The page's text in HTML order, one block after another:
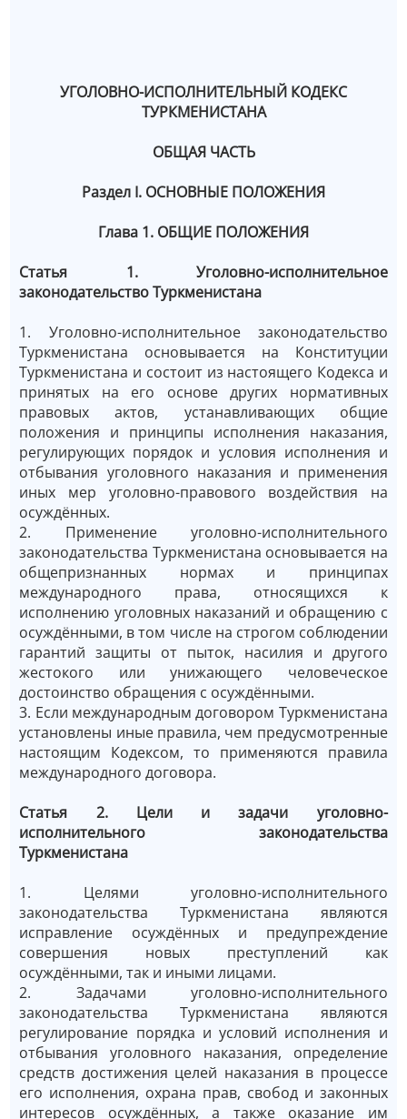
УГОЛОВНО-ИСПОЛНИТЕЛЬНЫЙ КОДЕКС
ТУРКМЕНИСТАНА
ОБЩАЯ ЧАСТЬ
Раздел I. ОСНОВНЫЕ ПОЛОЖЕНИЯ
Глава 1. ОБЩИЕ ПОЛОЖЕНИЯ
Статья 1. Уголовно-исполнительное
законодательство Туркменистана
1. Уголовно-исполнительное законодательство
Туркменистана основывается на Конституции
Туркменистана и состоит из настоящего Кодекса и
принятых на его основе других нормативных
правовых актов, устанавливающих общие
положения и принципы исполнения наказания,
регулирующих порядок и условия исполнения и
отбывания уголовного наказания и применения
иных мер уголовно-правового воздействия на
осуждённых.
2. Применение уголовно-исполнительного
законодательства Туркменистана основывается на
общепризнанных нормах и принципах
международного права, относящихся к
исполнению уголовных наказаний и обращению с
осуждёнными, в том числе на строгом соблюдении
гарантий защиты от пыток, насилия и другого
жестокого или унижающего человеческое
достоинство обращения с осуждёнными.
3. Если международным договором Туркменистана
установлены иные правила, чем предусмотренные
настоящим Кодексом, то применяются правила
международного договора.
Статья 2. Цели и задачи уголовно-
исполнительного законодательства
Туркменистана
1. Целями уголовно-исполнительного
законодательства Туркменистана являются
исправление осуждённых и предупреждение
совершения новых преступлений как
осуждёнными, так и иными лицами.
2. Задачами уголовно-исполнительного
законодательства Туркменистана являются
регулирование порядка и условий исполнения и
отбывания уголовного наказания, определение
средств достижения целей наказания в процессе
его исполнения, охрана прав, свобод и законных
интересов осуждённых, а также оказание им